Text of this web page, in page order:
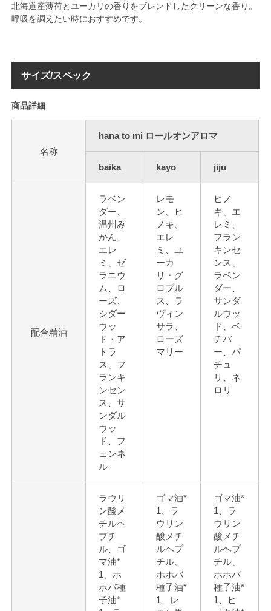
北海道産薄荷とユーカリの香りをブレンドしたクリーンな香り。
呼吸を調えたい時におすすめです。
サイズ/スペック
商品詳細
名称
hana to mi ロールオンアロマ
baika kayo jiju
配合精油
ラベン
ダー、
温州み
かん、
エレ
ミ、ゼ
ラニウ
ム、ロ
ーズ、
シダー
ウッ
ド・ア
トラ
ス、フ
ランキ
ンセン
ス、サ
ンダル
ウッ
ド、フ
ェンネ
ル
レモ
ン、ヒ
ノキ、
エレ
ミ、ユ
ーカ
リ・グ
ロブル
ス、ラ
ヴィン
サラ、
ローズ
マリー
ヒノ
キ、エ
レミ、
フラン
キンセ
ンス、
ラベン
ダー、
サンダ
ルウッ
ド、ベ
チバ
ー、パ
チュ
リ、ネ
ロリ
ラウリ
ン酸メ
チルヘ
プチ
ル、ゴ
マ油*
1、ホ
ホバ種
子油*
ゴマ油*
1、ラ
ウリン
酸メチ
ルヘプ
チル、
ホホバ
種子油*
1、レ
ゴマ油*
1、ラ
ウリン
酸メチ
ルヘプ
チル、
ホホバ
種子油*
1、ヒ